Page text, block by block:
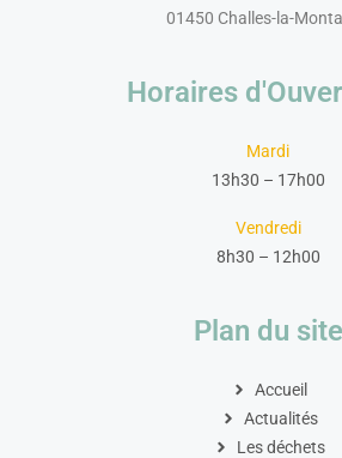
01450 Challes-la-
Horaires
Mardi
13h30 – 17h00
Vendredi
8h30 – 12h00
Plan du site
Accueil
Actualités
Les déchets